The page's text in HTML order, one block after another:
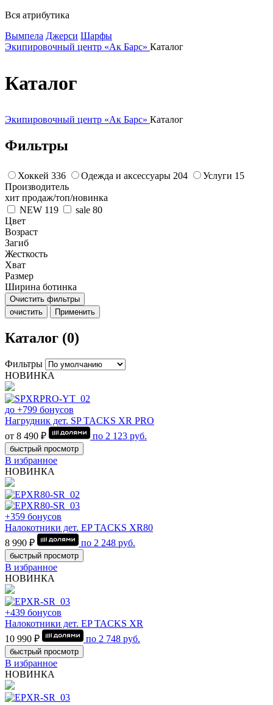
Вся атрибутика
Вымпела Джерси Шарфы
Экипировочный центр «Ак Барс» Каталог
Каталог
Экипировочный центр «Ак Барс» Каталог
Фильтры
Хоккей 336 Одежда и аксессуары 204 Услуги 15
Производитель
хит продаж/топ/новинка
NEW 119 sale 80
Цвет
Возраст
Загиб
Жесткость
Хват
Размер
Ширина ботинка
Очистить фильтры
очистить
Применить
Каталог (0)
Фильтры
НОВИНКА
до +799 бонусов
Нагрудник дет. SP TACKS XR PRO
от 8 490 ₽
по 2 123 руб.
быстрый просмотр
В избранное
НОВИНКА
+359 бонусов
Налокотники дет. EP TACKS XR80
8 990 ₽
по 2 248 руб.
быстрый просмотр
В избранное
НОВИНКА
+439 бонусов
Налокотники дет. EP TACKS XR
10 990 ₽
по 2 748 руб.
быстрый просмотр
В избранное
НОВИНКА